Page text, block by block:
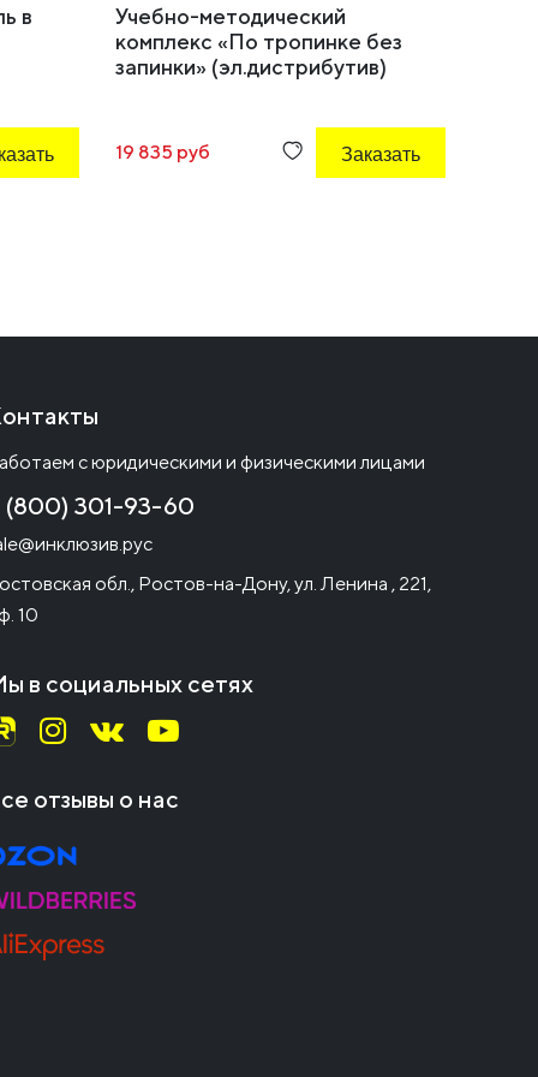
в
Учебно-методический
комплекс «По тропинке без
запинки» (эл.дистрибутив)
19 835 руб Заказать
с юридическими и физическими лицами
(800) 301-93-60
обл., Ростов-на-Дону, ул. Ленина , 221,
10
в социальных сетях
отзывы о нас